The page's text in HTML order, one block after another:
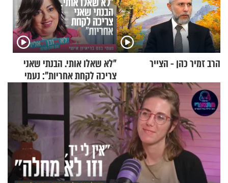
הרב זמיר כהן - הצייר
"לא שאלו אותי. הבנתי שאני
צריכה לקחת אחריות": נעמי
בנט בריאיון אישי